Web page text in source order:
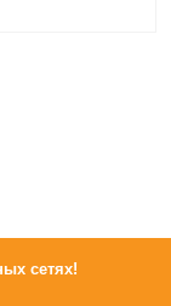
сетях!